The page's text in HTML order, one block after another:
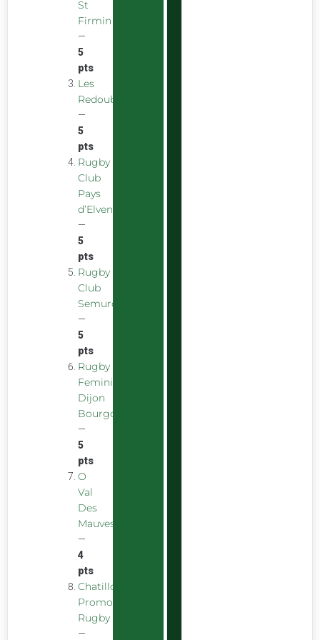
St
Firmin
—
5
pts
Les
Redoubstables
—
5
pts
Rugby
Club
Pays
d’Elven
—
5
pts
Rugby
Club
Semurois
—
5
pts
Rugby
Feminin
Dijon
Bourgogne
—
5
pts
O
Val
Des
Mauves
—
4
pts
Chatillon
Promotion
Rugby
—